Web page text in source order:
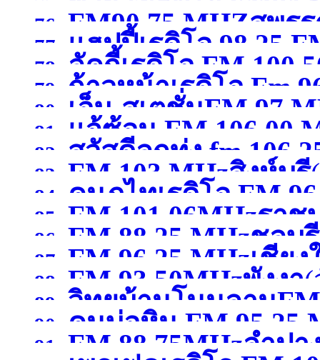
สุพรรณบุรี )
76. FM90.75 MHZสุพร
77. แฮปปี้เรดิโอ 98.25
78. ลัคกี้เรดิโอ FM
79.
ก้าวหน้าเรดิโอ Fm
เชียงใหม่ )
80.
เอ็ม-สเตชั่นFM 97
กาญจนบุรี )
81. แจ้ซ้อน FM 106.00
82. สวัสดีลูกทุ่ง fm
83. FM 103 MHzสิงห์บุรี
84.
คนภูไทเรดิโอ FM
สกลนคร )
85. FM 101.06MHzราช
86. FM 88.25 MHzชลบุรี
87. FM 96.25 MHzเชียง
88. FM 93.50MHzพังงา
89. วิทยุบ้านโนนลาน
ศรีสะเกษ )
90.
คนบ่อหิน FM 95.25
91. FM 88.75MHzลำปา